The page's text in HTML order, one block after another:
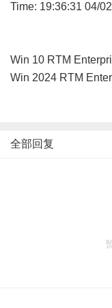
Time: 19:36:31 04/
Win 10 RTM
Win 2024 RTM
全部回复